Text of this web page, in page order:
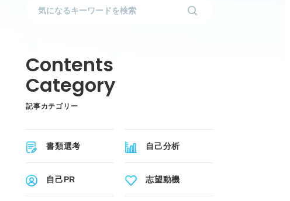
記事カテゴリー
書類選考 自己分析
自己PR 志望動機